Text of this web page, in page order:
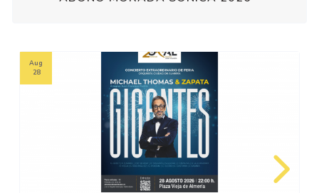
Aug
28